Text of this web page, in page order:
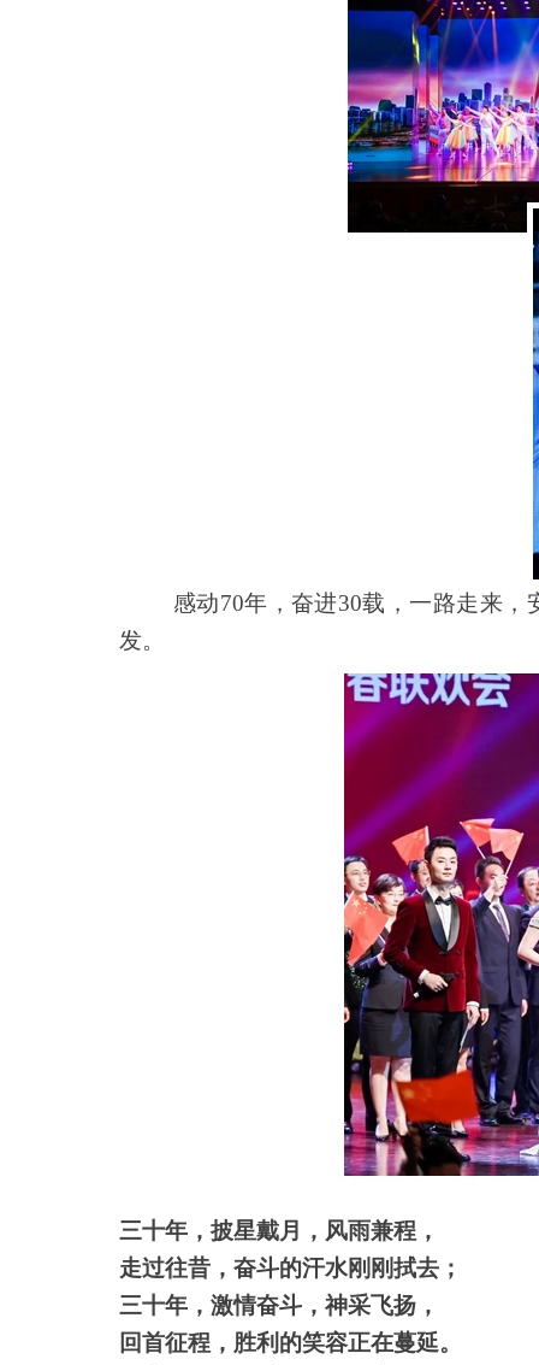
感动70年，奋进30载，一路走来
发。
三十年，披星戴月，风雨兼程，
走过往昔，奋斗的汗水刚刚拭去；
三十年，激情奋斗，神采飞扬，
回首征程，胜利的笑容正在蔓延。